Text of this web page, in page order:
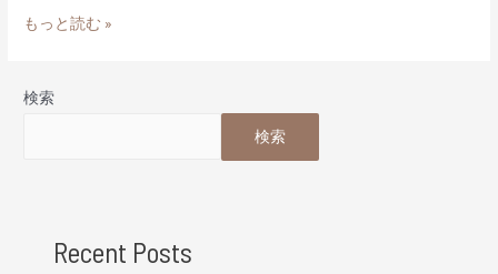
もっと読む »
検索
検索
Recent Posts